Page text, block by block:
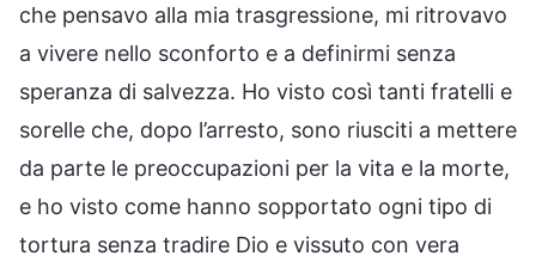
che pensavo alla mia trasgressione, mi ritrovavo
a vivere nello sconforto e a definirmi senza
speranza di salvezza. Ho visto così tanti fratelli e
sorelle che, dopo l’arresto, sono riusciti a mettere
da parte le preoccupazioni per la vita e la morte,
e ho visto come hanno sopportato ogni tipo di
tortura senza tradire Dio e vissuto con vera